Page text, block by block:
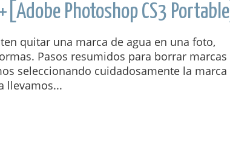
Photoshop CS3 Portable]
quitar una marca de agua en una foto,
Pasos resumidos para borrar marcas
seleccionando cuidadosamente la marca
llevamos...